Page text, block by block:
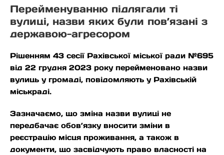
Перейменуванню підлягали ті
вулиці, назви яких були пов’язані з
державою-агресором
Рішенням 43 сесії Рахівської міської ради №695
від 22 грудня 2023 року перейменовано назви
вулиць у громаді, повідомляють у Рахівській
міськраді.
Зазначаємо, що зміна назви вулиці не
передбачає обов’язку вносити зміни в
реєстрацію місця проживання, а також в
документи, що засвідчують право власності на